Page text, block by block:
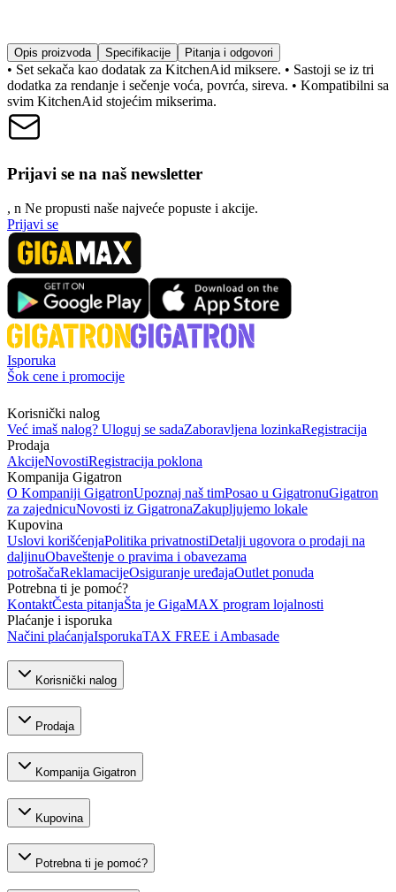
Opis proizvoda Specifikacije Pitanja i odgovori
• Set sekača kao dodatak za KitchenAid miksere. • Sastoji se iz tri
dodatka za rendanje i sečenje voća, povrća, sireva. • Kompatibilni sa
svim KitchenAid stojećim mikserima.
Prijavi se na naš newsletter
, n Ne propusti naše najveće popuste i akcije.
Prijavi se
Isporuka
Šok cene i promocije
Korisnički nalog
Već imaš nalog? Uloguj se sadaZaboravljena lozinkaRegistracija
Prodaja
AkcijeNovostiRegistracija poklona
Kompanija Gigatron
O Kompaniji GigatronUpoznaj naš timPosao u GigatronuGigatron
za zajednicuNovosti iz GigatronaZakupljujemo lokale
Kupovina
Uslovi korišćenjaPolitika privatnostiDetalji ugovora o prodaji na
daljinuObaveštenje o pravima i obavezama
potrošačaReklamacijeOsiguranje uređajaOutlet ponuda
Potrebna ti je pomoć?
KontaktČesta pitanjaŠta je GigaMAX program lojalnosti
Plaćanje i isporuka
Načini plaćanjaIsporukaTAX FREE i Ambasade
Korisnički nalog
Prodaja
Kompanija Gigatron
Kupovina
Potrebna ti je pomoć?